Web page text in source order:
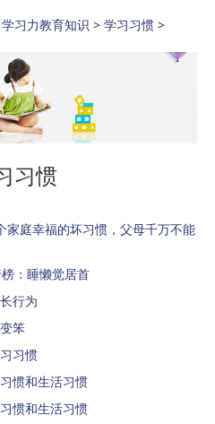
学习力教育知识 > 学习习惯 >
习惯
家庭幸福的坏习惯，父母千万不能
：睡懒觉居首
行为
笨
习惯
惯和生活习惯
惯和生活习惯